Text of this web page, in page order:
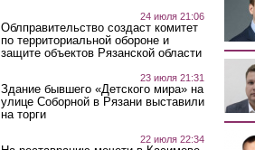
24 июля 21:06
Облправительство создаст комитет
по территориальной обороне и
защите объектов Рязанской области
23 июля 21:31
Здание бывшего «Детского мира» на
улице Соборной в Рязани выставили
на торги
22 июля 22:34